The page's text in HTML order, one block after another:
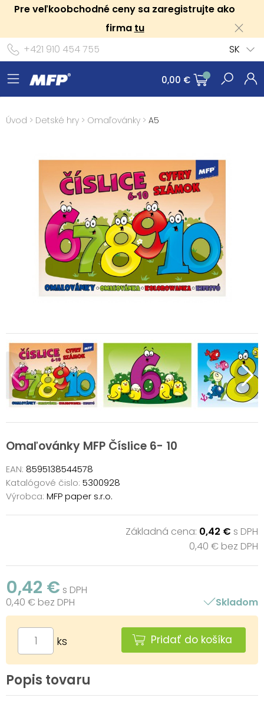
Pre veľkoobchodné ceny sa zaregistrujte ako
firma tu
+421 910 454 755
SK
0,00 €
Úvod > Detské hry > Omaľovánky > A5
Omaľovánky MFP Číslice 6- 10
EAN: 8595138544578
Katalógové čislo: 5300928
Výrobca: MFP paper s.r.o.
Základná cena: 0,42 € s DPH
0,40 € bez DPH
0,42 € s DPH
0,40 € bez DPH
Skladom
ks Pridať do košíka
Popis tovaru